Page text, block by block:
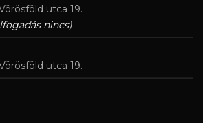
utca 19.
nincs)
utca 19.